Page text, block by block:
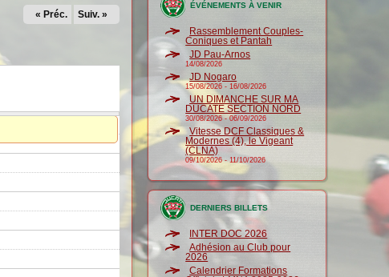
« Préc. Suiv. »
ÉVÉNEMENTS À VENIR
Rassemblement Couples-
Coniques et Pantah
JD Pau-Arnos
14/08/2026
JD Nogaro
15/08/2026 -16/08/2026
UN DIMANCHE SUR MA
DUCATE SECTION NORD
30/08/2026-06/09/2026
Vitesse DCF Classiques &
Modernes (4), le Vigeant
(CLNA)
09/10/2026-11/10/2026
DERNIERS BILLETS
INTER DOC 2026
Adhésion au Club pour
2026
Calendrier Formations